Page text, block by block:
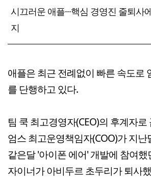
시끄러운 애플···핵심 경영진 줄퇴사
지
애플은 최근 전례없이 빠른 속도로
를 단행하고 있다.
팀 쿡 최고경영자(CEO)의 후계자
엄스 최고운영책임자(COO)가 지
같은달 '아이폰 에어' 개발에 참여했
자이너가 아비두르 초두리가 퇴사